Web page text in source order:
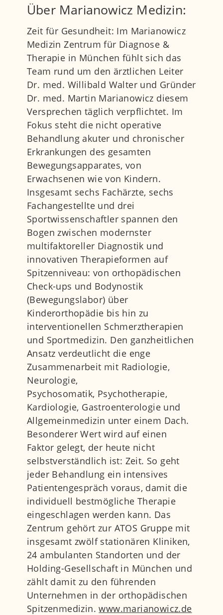
Über Marianowicz Medizin:
Zeit für Gesundheit: Im Marianowicz
Medizin Zentrum für Diagnose &
Therapie in München fühlt sich das
Team rund um den ärztlichen Leiter
Dr. med. Willibald Walter und Gründer
Dr. med. Martin Marianowicz diesem
Versprechen täglich verpflichtet. Im
Fokus steht die nicht operative
Behandlung akuter und chronischer
Erkrankungen des gesamten
Bewegungsapparates, von
Erwachsenen wie von Kindern.
Insgesamt sechs Fachärzte, sechs
Fachangestellte und drei
Sportwissenschaftler spannen den
Bogen zwischen modernster
multifaktoreller Diagnostik und
innovativen Therapieformen auf
Spitzenniveau: von orthopädischen
Check-ups und Bodynostik
(Bewegungslabor) über
Kinderorthopädie bis hin zu
interventionellen Schmerztherapien
und Sportmedizin. Den ganzheitlichen
Ansatz verdeutlicht die enge
Zusammenarbeit mit Radiologie,
Neurologie,
Psychosomatik, Psychotherapie,
Kardiologie, Gastroenterologie und
Allgemeinmedizin unter einem Dach.
Besonderer Wert wird auf einen
Faktor gelegt, der heute nicht
selbstverständlich ist: Zeit. So geht
jeder Behandlung ein intensives
Patientengespräch voraus, damit die
individuell bestmögliche Therapie
eingeschlagen werden kann. Das
Zentrum gehört zur ATOS Gruppe mit
insgesamt zwölf stationären Kliniken,
24 ambulanten Standorten und der
Holding-Gesellschaft in München und
zählt damit zu den führenden
Unternehmen in der orthopädischen
Spitzenmedizin.www.marianowicz.de